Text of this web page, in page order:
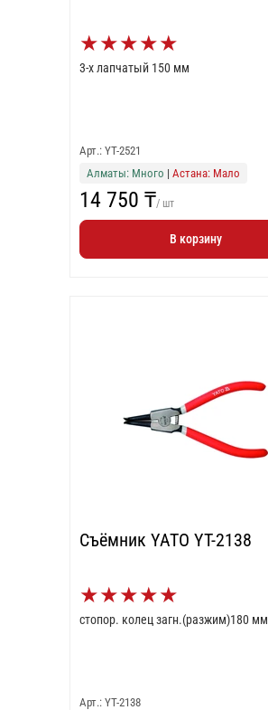
★★★★★
3-х лапчатый 150 мм
Арт.: YT-2521
Алматы: Много | Астана: Мало
14 750 ₸/ шт
В корзину
Съёмник YATO YT-2138
★★★★★
стопор. колец загн.(разжим)180 мм
Арт.: YT-2138